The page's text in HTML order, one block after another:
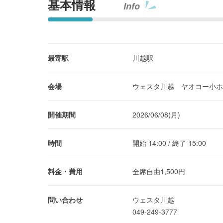
基本情報 Info
最寄駅 川越駅
会場 ウェスタ川越 ヤオコー小
開催期間 2026/06/08(月)
時間 開始 14:00 / 終了 15:00
料金・費用 全席自由1,500円
問い合わせ
ウェスタ川越
049-249-3777